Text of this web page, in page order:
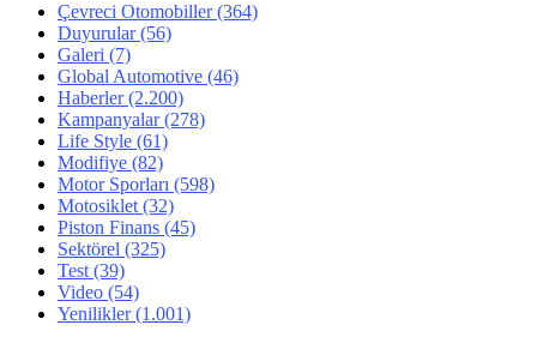
Çevreci Otomobiller(364)
Duyurular(56)
Galeri (7)
Global Automotive (46)
Haberler(2.200)
Kampanyalar(278)
Life Style (61)
Modifiye (82)
Motor Sporları (598)
Motosiklet (32)
Piston Finans (45)
Sektörel (325)
Test (39)
Video (54)
Yenilikler(1.001)